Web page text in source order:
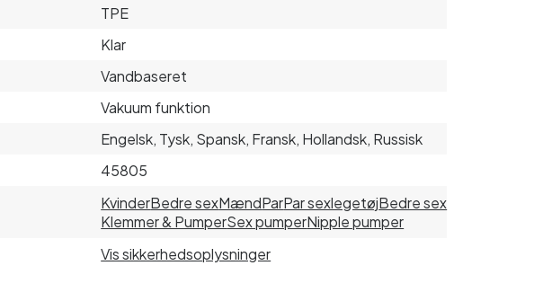
TPE
Klar
Vandbaseret
Vakuum funktion
Engelsk, Tysk, Spansk, Fransk, Hollandsk, Russisk
45805
KvinderBedre sexMændParPar sexlegetøjBedre sex
Klemmer & PumperSex pumperNipple pumper
Vis sikkerhedsoplysninger